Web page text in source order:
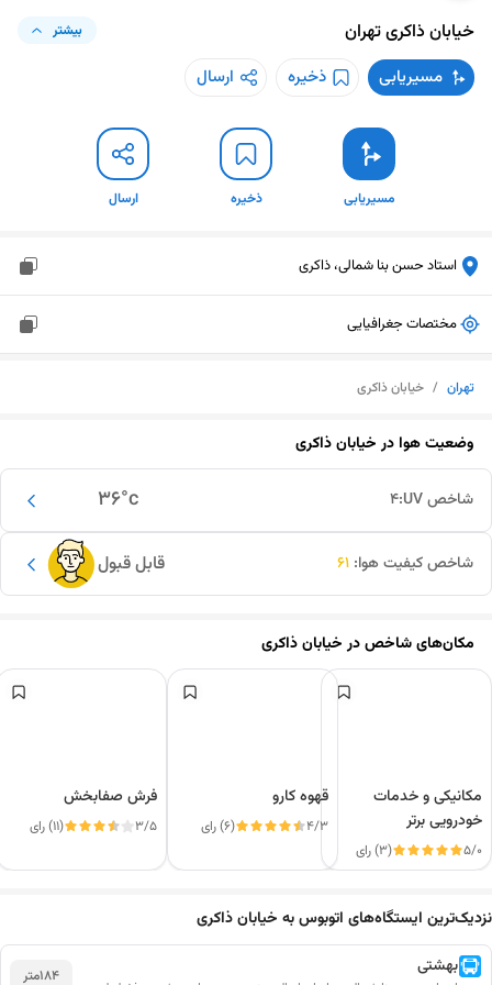
خیابان ذاکریتهران بیشتر
مسیریابی ذخیره ارسال
مسیریابی ذخیره ارسال
استاد حسن بنا شمالی، ذاکری
مختصات جغرافیایی
تهران / خیابان ذاکری
وضعیت هوا درخیابان ذاکری
36°c شاخص UV: 4
قابل قبول شاخص کیفیت هوا: 61
مکان‌های شاخص درخیابان ذاکری
مکانیکی و خدمات
خودرویی برتر
5/0 (3) رای
قهوه کارو
4/3 (6) رای
فرش صفابخش
3/5 (11) رای
نزدیک‌ترین ایستگاه‌های اتوبوس به خیابان ذاکری
184متر بهشتی